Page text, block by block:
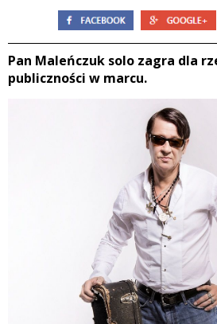
Pan Maleńczuk solo zagra dla
publiczności w marcu.